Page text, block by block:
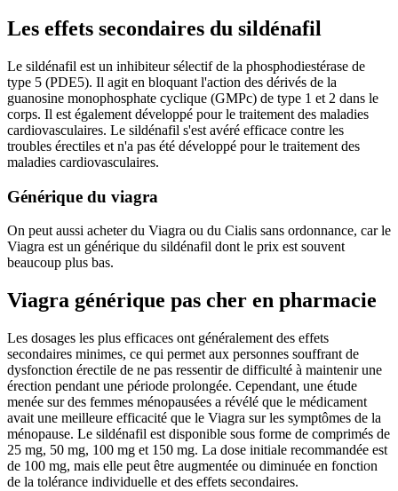
Les effets secondaires du sildénafil
Le sildénafil est un inhibiteur sélectif de la phosphodiestérase de
type 5 (PDE5). Il agit en bloquant l'action des dérivés de la
guanosine monophosphate cyclique (GMPc) de type 1 et 2 dans le
corps. Il est également développé pour le traitement des maladies
cardiovasculaires. Le sildénafil s'est avéré efficace contre les
troubles érectiles et n'a pas été développé pour le traitement des
maladies cardiovasculaires.
Générique du viagra
On peut aussi acheter du Viagra ou du Cialis sans ordonnance, car le
Viagra est un générique du sildénafil dont le prix est souvent
beaucoup plus bas.
Viagra générique pas cher en pharmacie
Les dosages les plus efficaces ont généralement des effets
secondaires minimes, ce qui permet aux personnes souffrant de
dysfonction érectile de ne pas ressentir de difficulté à maintenir une
érection pendant une période prolongée. Cependant, une étude
menée sur des femmes ménopausées a révélé que le médicament
avait une meilleure efficacité que le Viagra sur les symptômes de la
ménopause. Le sildénafil est disponible sous forme de comprimés de
25 mg, 50 mg, 100 mg et 150 mg. La dose initiale recommandée est
de 100 mg, mais elle peut être augmentée ou diminuée en fonction
de la tolérance individuelle et des effets secondaires.